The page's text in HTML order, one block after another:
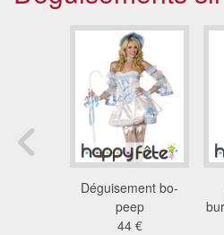
Déguisement bo-
peep
44 €